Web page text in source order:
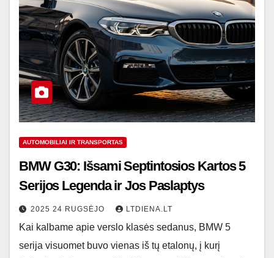
AUTOMOBILIAI IR TRANSPORTAS
BMW G30: Išsami Septintosios Kartos 5
Serijos Legenda ir Jos Paslaptys
2025 24 RUGSĖJO LTDIENA.LT
Kai kalbame apie verslo klasės sedanus, BMW 5
serija visuomet buvo vienas iš tų etalonų, į kurį